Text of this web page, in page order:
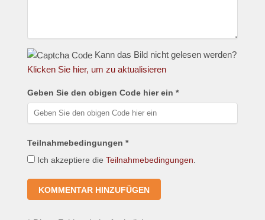
Kann das Bild nicht gelesen werden?
Klicken Sie hier, um zu aktualisieren
Geben Sie den obigen Code hier ein *
Teilnahmebedingungen *
Ich akzeptiere die Teilnahmebedingungen